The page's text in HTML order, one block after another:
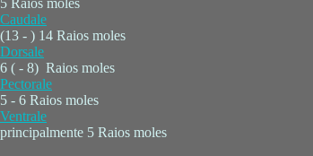
5 Raios moles
Caudale
(13 - ) 14 Raios moles
Dorsale
6 ( - 8) Raios moles
Pectorale
5 - 6 Raios moles
Ventrale
principalmente 5 Raios moles